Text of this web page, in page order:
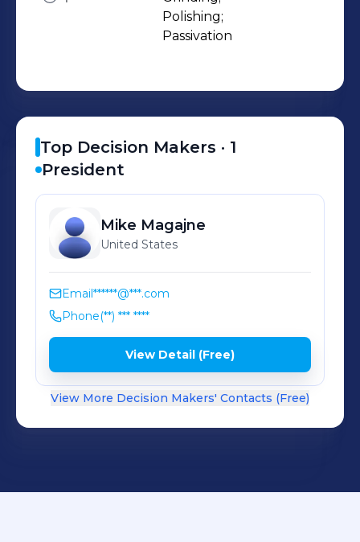
team take on your next project to
ensure quality and satisfaction.
Polishing;
Passivation
Top Decision Makers · 1
President
Mike Magajne
United States
Email******@***.com
Phone(**) *** ****
View Detail (Free)
View More Decision Makers' Contacts (Free)